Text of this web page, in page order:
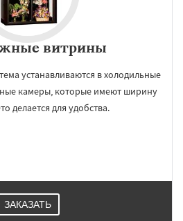
витрины
устанавливаются в холодильные
камеры, которые имеют ширину
делается для удобства.
ЗАКАЗАТЬ